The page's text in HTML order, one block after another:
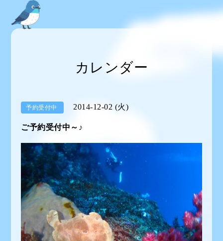
カレンダー
予約受付中 2014-12-02 (火)
ご予約受付中～♪